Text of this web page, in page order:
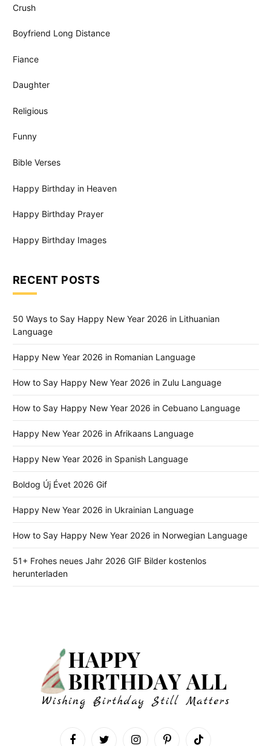
Crush
Boyfriend Long Distance
Fiance
Daughter
Religious
Funny
Bible Verses
Happy Birthday in Heaven
Happy Birthday Prayer
Happy Birthday Images
RECENT POSTS
50 Ways to Say Happy New Year 2026 in Lithuanian
Language
Happy New Year 2026 in Romanian Language
How to Say Happy New Year 2026 in Zulu Language
How to Say Happy New Year 2026 in Cebuano Language
Happy New Year 2026 in Afrikaans Language
Happy New Year 2026 in Spanish Language
Boldog Új Évet 2026 Gif
Happy New Year 2026 in Ukrainian Language
How to Say Happy New Year 2026 in Norwegian Language
51+ Frohes neues Jahr 2026 GIF Bilder kostenlos
herunterladen